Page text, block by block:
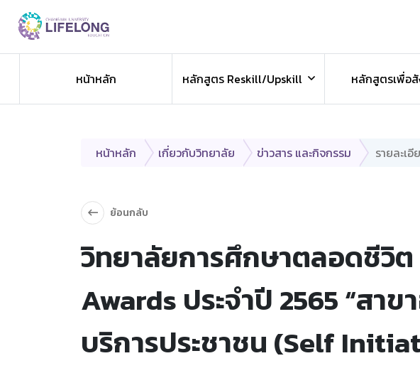
ข่าวประชาสัมพันธ์
ข่าวสารองค์กร ข่าวสารกิจกรรม
หน้าหลัก
หลักสูตร Reskill/Upskill หลักสูตรเพื่อ
หน้าหลัก เกี่ยวกับวิทยาลัย ข่าวสาร และกิจกรรม รายละเ
ย้อนกลับ
วิทยาลัยการศึกษาตลอดชีวิต
Awards ประจําปี 2565 “สา
บริการประชาชน (Self